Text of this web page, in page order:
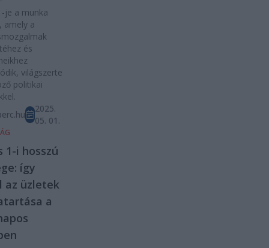
je a munka
amely a
és
világszerte
politikai
2025.
05. 01.
1-i hosszú
így
az üzletek
a